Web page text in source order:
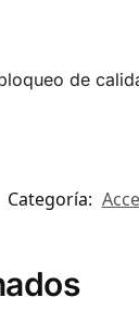
de
Categoría: